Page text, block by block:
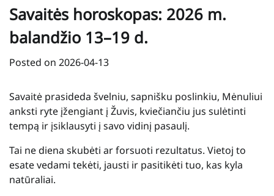
Savaitės horoskopas: 2026 m.
balandžio 13–19 d.
Posted on 2026-04-13
Savaitė prasideda švelniu, sapnišku poslinkiu, Mėnuliui
anksti ryte įžengiant į Žuvis, kviečiančiu jus sulėtinti
tempą ir įsiklausyti į savo vidinį pasaulį.
Tai ne diena skubėti ar forsuoti rezultatus. Vietoj to
esate vedami tekėti, jausti ir pasitikėti tuo, kas kyla
natūraliai.